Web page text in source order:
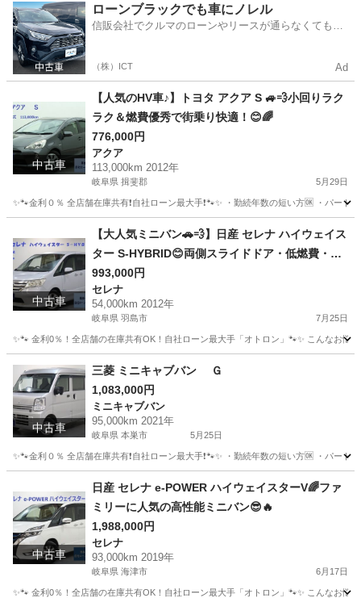
岐阜 不破郡 ステラ
ローンブラックでも車にノレル
信販会社でクルマのローンやリースが通らなくてもク
（株）ICT Ad
中古車
【人気のHV車♪】トヨタ アクア S 🚙💨小回りラク
ラク＆燃費優秀で街乗り快適！😊🌈
776,000円
アクア
113,000km 2012年
岐阜県 揖斐郡 5月29日
✨🐾金利０％ 全店舗在庫共有❗️自社ローン最大手❗️🐾✨ ・勤続年数の短い方🆗 ・パー
アクア オトロン
中古車
【大人気ミニバン🚗💨】日産 セレナ ハイウェイス
ター S-HYBRID😊両側スライドドア・低燃費・フ
ァミリーにおすすめの一台☝️
993,000円
セレナ
54,000km 2012年
岐阜県 羽島市 7月25日
✨🐾 金利0％！全店舗の在庫共有OK！自社ローン最大手「オトロン」🐾✨ こんなお
岐阜 羽島市 セレナ
中古車
三菱 ミニキャブバン Ｇ
1,083,000円
ミニキャブバン
95,000km 2021年
岐阜県 本巣市 5月25日
✨🐾金利０％ 全店舗在庫共有❗️自社ローン最大手❗️🐾✨ ・勤続年数の短い方🆗 ・パー
ミニキャブバン
中古車
日産 セレナ e-POWER ハイウェイスターV🌈ファ
ミリーに人気の高性能ミニバン😎🔥
1,988,000円
セレナ
93,000km 2019年
岐阜県 海津市 6月17日
✨🐾 金利0％！全店舗の在庫共有OK！自社ローン最大手「オトロン」🐾✨ こんなお